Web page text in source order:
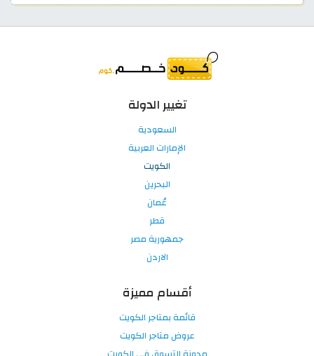
تغيير الدولة
السعودية
الإمارات العربية
الكويت
البحرين
عُمان
قطر
جمهورية مصر
الاردن
أقسام مميزة
قائمة بمتاجر الكويت
عروض متاجر الكويت